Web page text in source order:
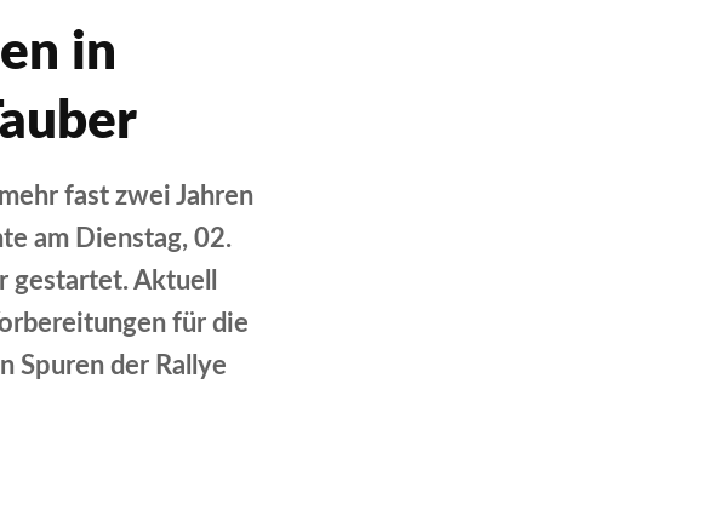
in
fast zwei Jahren
am Dienstag, 02.
gestartet. Aktuell
für die
Spuren der Rallye